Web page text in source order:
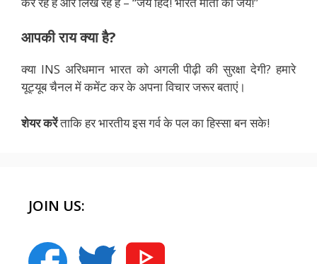
आपकी राय क्या है?
क्या INS अरिधमान भारत को अगली पीढ़ी की सुरक्षा देगी? हमारे
यूट्यूब चैनल में कमेंट कर के अपना विचार जरूर बताएं।
शेयर करेंताकि हर भारतीय इस गर्व के पल का हिस्सा बन सके!
JOIN US: